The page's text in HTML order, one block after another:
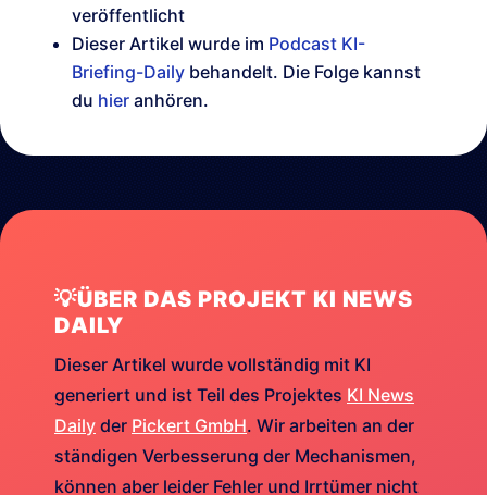
veröffentlicht
Dieser Artikel wurde im Podcast KI-
Briefing-Daily behandelt. Die Folge kannst
du hier anhören.
💡ÜBER DAS PROJEKT KI NEWS
DAILY
Dieser Artikel wurde vollständig mit KI
generiert und ist Teil des Projektes KI News
Daily der Pickert GmbH. Wir arbeiten an der
ständigen Verbesserung der Mechanismen,
können aber leider Fehler und Irrtümer nicht